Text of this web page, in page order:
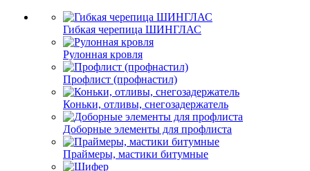
Гибкая черепица ШИНГЛАС
Рулонная кровля
Профлист (профнастил)
Коньки, отливы, снегозадержатель
Доборные элементы для профлиста
Праймеры, мастики битумные